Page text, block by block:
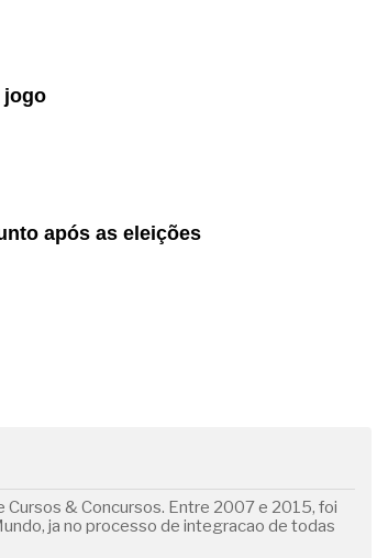
jogo
após as eleições
& Concursos. Entre 2007 e 2015, foi
ja no processo de integracao de todas